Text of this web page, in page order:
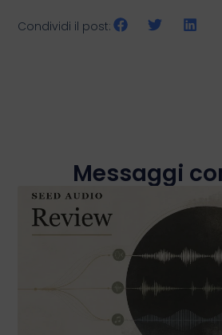
Condividi il post:
Messaggi